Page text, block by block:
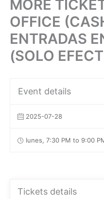
MORE
OFFICE
ENTRADAS
(SOLO
Event details
2025-07-28
lunes, 7:30 PM to 9:00
Tickets details